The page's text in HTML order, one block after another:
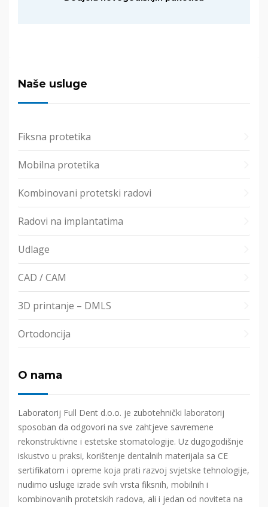
Naše usluge
Fiksna protetika
Mobilna protetika
Kombinovani protetski radovi
Radovi na implantatima
Udlage
CAD / CAM
3D printanje – DMLS
Ortodoncija
O nama
Laboratorij Full Dent d.o.o. je zubotehnički laboratorij
sposoban da odgovori na sve zahtjeve savremene
rekonstruktivne i estetske stomatologije. Uz dugogodišnje
iskustvo u praksi, korištenje dentalnih materijala sa CE
sertifikatom i opreme koja prati razvoj svjetske tehnologije,
nudimo usluge izrade svih vrsta fiksnih, mobilnih i
kombinovanih protetskih radova, ali i jedan od noviteta na